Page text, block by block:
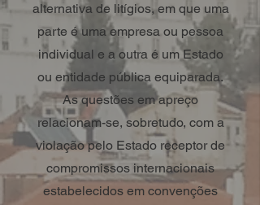
alternativa de litígios, em que uma
parte é uma empresa ou pessoa
individual e a outra é um Estado
ou entidade pública equiparada.
As questões em apreço
relacionam-se, sobretudo, com a
violação pelo Estado receptor de
compromissos internacionais
estabelecidos em convenções